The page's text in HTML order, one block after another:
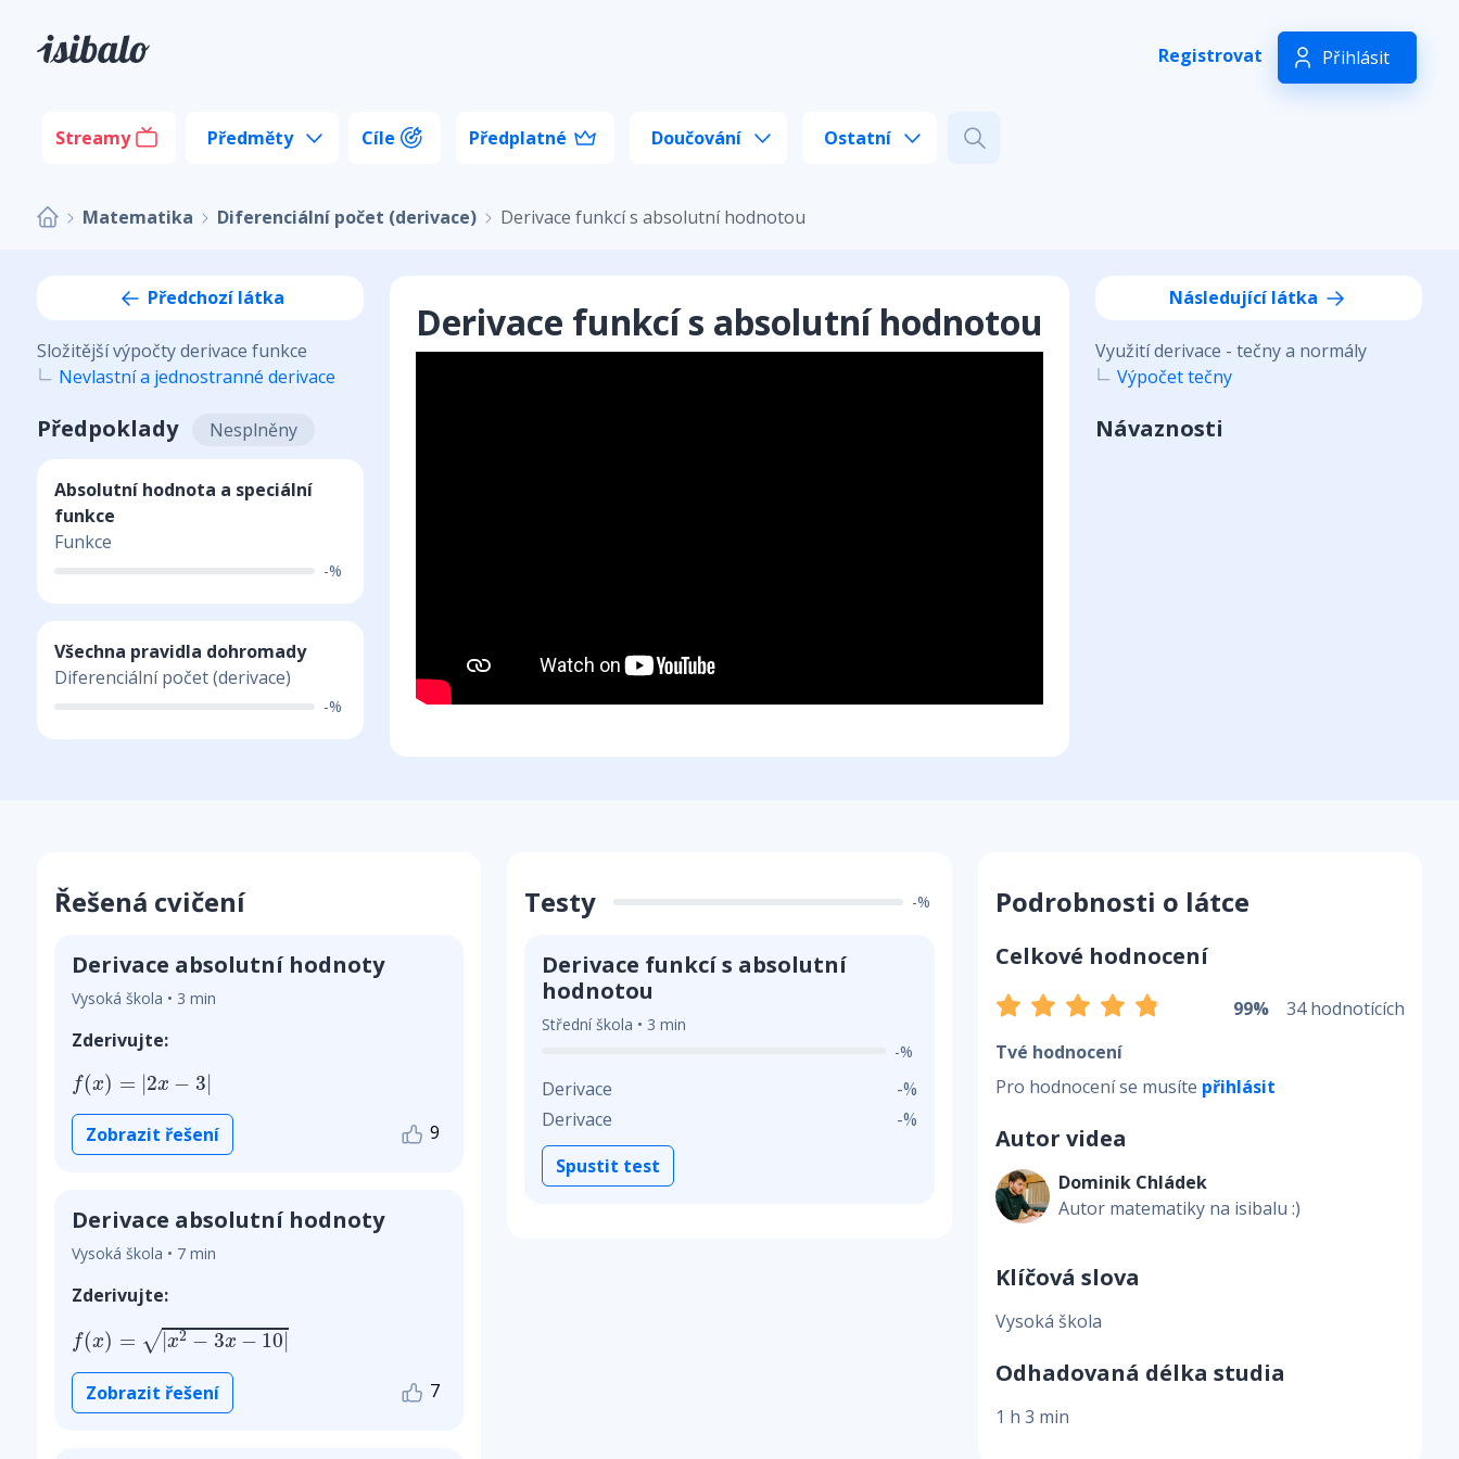
Registrovat Přihlásit
Streamy Předměty Cíle Předplatné Doučování Ostatní
Matematika Diferenciální počet (derivace) Derivace funkcí s absolutní hodnotou
Předchozí látka
Složitější výpočty derivace funkce
Nevlastní a jednostranné derivace
Předpoklady Nesplněny
Absolutní hodnota a speciální
funkce
Funkce
-%
Všechna pravidla dohromady
Diferenciální počet (derivace)
-%
Derivace funkcí s absolutní hodnotou
Následující látka
Využití derivace - tečny a normály
Výpočet tečny
Návaznosti
Řešená cvičení
Derivace absolutní hodnoty
Vysoká škola • 3 min
Zderivujte:
f(x) = |2x − 3|
f(x)= x−3
Zobrazit řešení 9
Derivace absolutní hodnoty
Vysoká škola • 7 min
Zderivujte:
f(x) = √|x2 − 3x − 10|
f(x = −3x−10|
Zobrazit řešení 7
Testy -%
Derivace funkcí s absolutní
hodnotou
Střední škola • 3 min
-%
Derivace
-%
Derivace
-%
Spustit test
Podrobnosti o látce
Celkové hodnocení
99%
34 hodnotících
Tvé hodnocení
Pro hodnocení se musíte přihlásit
Autor videa
Dominik Chládek
Autor matematiky na isibalu :)
Klíčová slova
Vysoká škola
Odhadovaná délka studia
1 h 3 min